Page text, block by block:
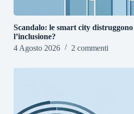
Scandalo: le smart city
l’inclusione?
4 Agosto 2026
2 commenti